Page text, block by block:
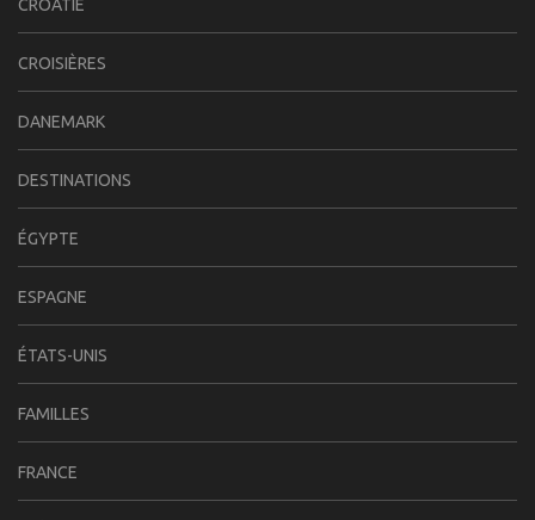
CROATIE
CROISIÈRES
DANEMARK
DESTINATIONS
ÉGYPTE
ESPAGNE
ÉTATS-UNIS
FAMILLES
FRANCE